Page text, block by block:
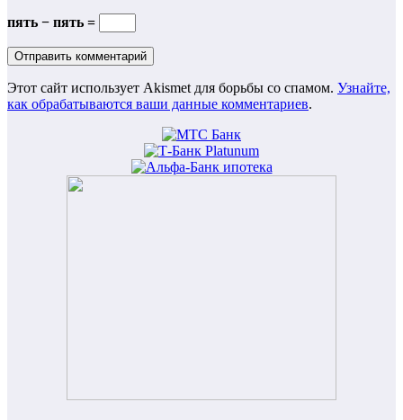
пять − пять =
Этот сайт использует Akismet для борьбы со спамом. Узнайте,
как обрабатываются ваши данные комментариев.